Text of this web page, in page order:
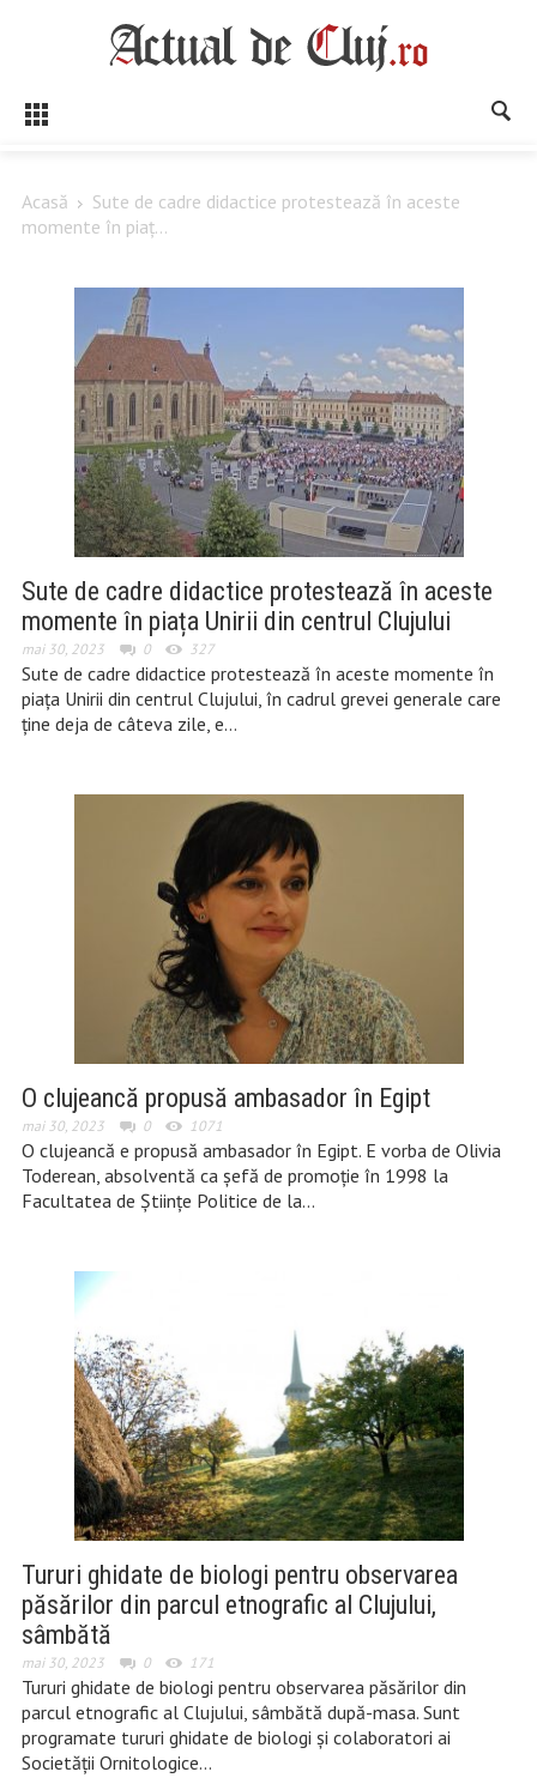
Acasă
Sute de cadre didactice protestează în aceste
momente în piaț...
Sute de cadre didactice protestează în aceste
momente în piața Unirii din centrul Clujului
mai 30, 2023 0 327
Sute de cadre didactice protestează în aceste momente în
piața Unirii din centrul Clujului, în cadrul grevei generale care
ține deja de câteva zile, e…
O clujeancă propusă ambasador în Egipt
mai 30, 2023 0 1071
O clujeancă e propusă ambasador în Egipt. E vorba de Olivia
Toderean, absolventă ca șefă de promoție în 1998 la
Facultatea de Științe Politice de la…
Tururi ghidate de biologi pentru observarea
păsărilor din parcul etnografic al Clujului,
sâmbătă
mai 30, 2023 0 171
Tururi ghidate de biologi pentru observarea păsărilor din
parcul etnografic al Clujului, sâmbătă după-masa. Sunt
programate tururi ghidate de biologi și colaboratori ai
Societății Ornitologice…